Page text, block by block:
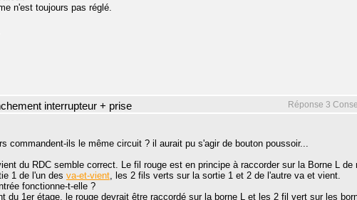
n'est toujours pas réglé.
Réponse 3
interrupteur + prise
commandent-ils le même circuit ? il aurait pu s'agir de bouton poussoir...
du RDC semble correct. Le fil rouge est en principe à raccorder sur la Borne L de
1 de l'un des va-et-vient, les 2 fils verts sur la sortie 1 et 2 de l'autre va et vient.
fonctionne-t-elle ?
du 1er étage, le rouge devrait être raccordé sur la borne L et les 2 fil vert sur les